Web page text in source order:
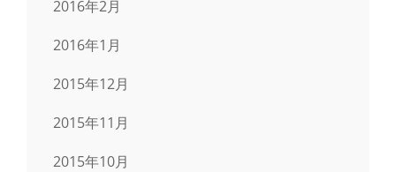
2016年2月
2016年1月
2015年12月
2015年11月
2015年10月